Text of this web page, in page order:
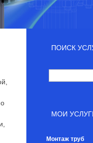
ПОИСК
МОИ
Монтаж труб